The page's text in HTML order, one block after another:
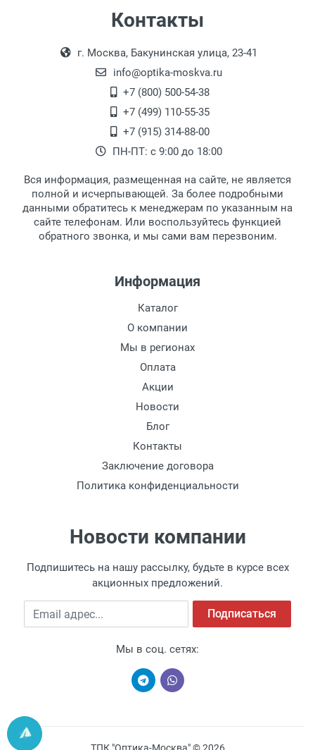
Контакты
г. Москва, Бакунинская улица, 23-41
info@optika-moskva.ru
+7 (800) 500-54-38
+7 (499) 110-55-35
+7 (915) 314-88-00
ПН-ПТ: с 9:00 до 18:00
Вся информация, размещенная на сайте, не является
полной и исчерпывающей. За более подробными
данными обратитесь к менеджерам по указанным на
сайте телефонам. Или воспользуйтесь функцией
обратного звонка, и мы сами вам перезвоним.
Информация
Каталог
О компании
Мы в регионах
Оплата
Акции
Новости
Блог
Контакты
Заключение договора
Политика конфиденциальности
Новости компании
Подпишитесь на нашу рассылку, будьте в курсе всех
акционных предложений.
Email адрес Подписаться
Мы в соц. сетях: